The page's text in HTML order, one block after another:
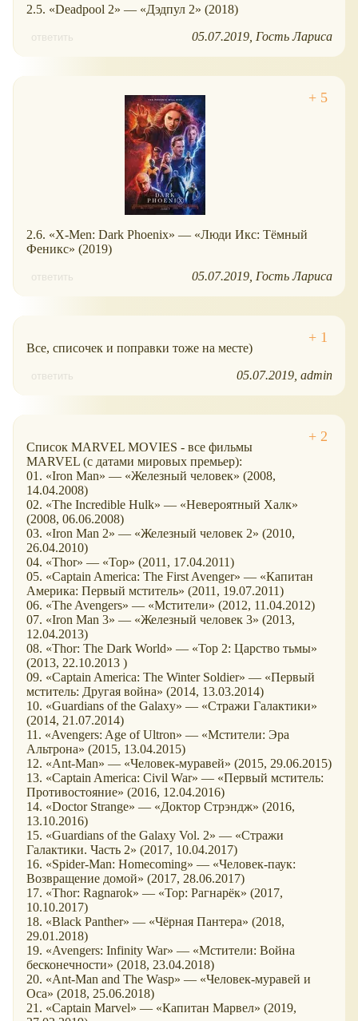
2.5. «Deadpool 2» — «Дэдпул 2» (2018)
ответить 05.07.2019 Гость Лариса
2.6. «X-Men: Dark Phoenix» — «Люди Икс: Тёмный
Феникс» (2019)
ответить 05.07.2019 Гость Лариса
Все, списочек и поправки тоже на месте)
ответить 05.07.2019 admin
Список MARVEL MOVIES - все фильмы
MARVEL (с датами мировых премьер):
01. «Iron Man» — «Железный человек» (2008,
14.04.2008)
02. «The Incredible Hulk» — «Невероятный Халк»
(2008, 06.06.2008)
03. «Iron Man 2» — «Железный человек 2» (2010,
26.04.2010)
04. «Thor» — «Тор» (2011, 17.04.2011)
05. «Captain America: The First Avenger» — «Капитан
Америка: Первый мститель» (2011, 19.07.2011)
06. «The Avengers» — «Мстители» (2012, 11.04.2012)
07. «Iron Man 3» — «Железный человек 3» (2013,
12.04.2013)
08. «Thor: The Dark World» — «Тор 2: Царство тьмы»
(2013, 22.10.2013 )
09. «Captain America: The Winter Soldier» — «Первый
мститель: Другая война» (2014, 13.03.2014)
10. «Guardians of the Galaxy» — «Стражи Галактики»
(2014, 21.07.2014)
11. «Avengers: Age of Ultron» — «Мстители: Эра
Альтрона» (2015, 13.04.2015)
12. «Ant-Man» — «Человек-муравей» (2015, 29.06.2015)
13. «Captain America: Civil War» — «Первый мститель:
Противостояние» (2016, 12.04.2016)
14. «Doctor Strange» — «Доктор Стрэндж» (2016,
13.10.2016)
15. «Guardians of the Galaxy Vol. 2» — «Стражи
Галактики. Часть 2» (2017, 10.04.2017)
16. «Spider-Man: Homecoming» — «Человек-паук:
Возвращение домой» (2017, 28.06.2017)
17. «Thor: Ragnarok» — «Тор: Рагнарёк» (2017,
10.10.2017)
18. «Black Panther» — «Чёрная Пантера» (2018,
29.01.2018)
19. «Avengers: Infinity War» — «Мстители: Война
бесконечности» (2018, 23.04.2018)
20. «Ant-Man and The Wasp» — «Человек-муравей и
Оса» (2018, 25.06.2018)
21. «Captain Marvel» — «Капитан Марвел» (2019,